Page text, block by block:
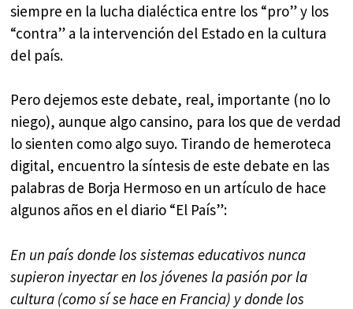
siempre en la lucha dialéctica entre los “pro” y los
“contra” a la intervención del Estado en la cultura
del país.
Pero dejemos este debate, real, importante (no lo
niego), aunque algo cansino, para los que de verdad
lo sienten como algo suyo. Tirando de hemeroteca
digital, encuentro la síntesis de este debate en las
palabras de Borja Hermoso en un artículo de hace
algunos años en el diario “El País”:
En un país donde los sistemas educativos nunca
supieron inyectar en los jóvenes la pasión por la
cultura (como sí se hace en Francia) y donde los